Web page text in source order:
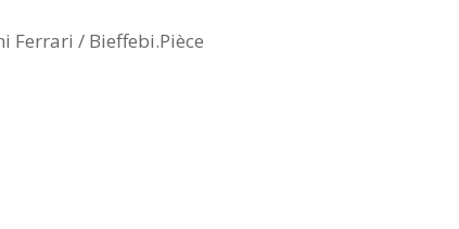
Ferrari / Bieffebi.Pièce